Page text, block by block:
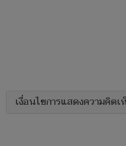
เงื่อนไขการแสดงความคิดเ